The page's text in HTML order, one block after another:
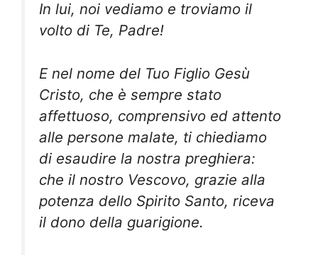
In lui, noi vediamo e troviamo il
volto di Te, Padre!
E nel nome del Tuo Figlio Gesù
Cristo, che è sempre stato
affettuoso, comprensivo ed attento
alle persone malate, ti chiediamo
di esaudire la nostra preghiera:
che il nostro Vescovo, grazie alla
potenza dello Spirito Santo, riceva
il dono della guarigione.